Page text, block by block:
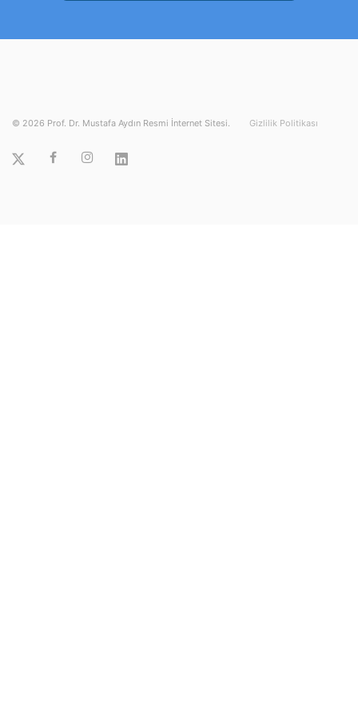
© 2026 Prof. Dr. Mustafa Aydın Resmi İnternet Sitesi. Gizlilik Politikası